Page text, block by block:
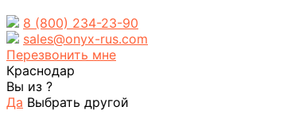
8 (800) 234-23-90
sales@onyx-rus.com
Перезвонить мне
Краснодар
Вы из ?
Да Выбрать другой